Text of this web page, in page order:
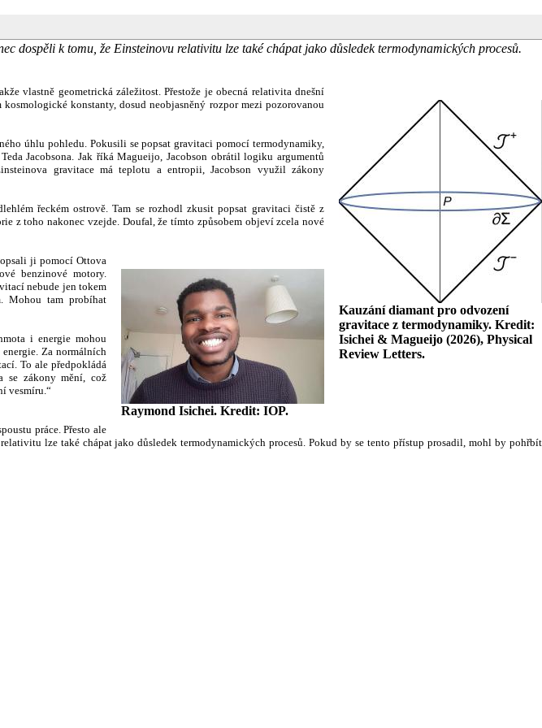
k tomu, že Einsteinovu relativitu lze také chápat jako důsledek termodynamických procesů.
Kauzání diamant pro odvození
gravitace z termodynamiky. Kredit:
Isichei & Magueijo (2026), Physical
Review Letters.
vlastně geometrická záležitost. Přestože je obecná relativita dnešní
konstanty, dosud neobjasněný rozpor mezi pozorovanou
úhlu pohledu. Pokusili se popsat gravitaci pomocí termodynamiky,
Jacobsona. Jak říká Magueijo, Jacobson obrátil logiku argumentů
gravitace má teplotu a entropii, Jacobson využil zákony
řeckém ostrově. Tam se rozhodl zkusit popsat gravitaci čistě z
z toho nakonec vzejde. Doufal, že tímto způsobem objeví zcela nové
Raymond Isichei. Kredit: IOP.
ji pomocí Ottova
benzinové motory.
nebude jen tokem
Mohou tam probíhat
i energie mohou
Za normálních
To ale předpokládá
se zákony mění, což
vesmíru.“
práce. Přesto ale
lze také chápat jako důsledek termodynamických procesů. Pokud by se tento přístup prosadil, mohl by pohřbít